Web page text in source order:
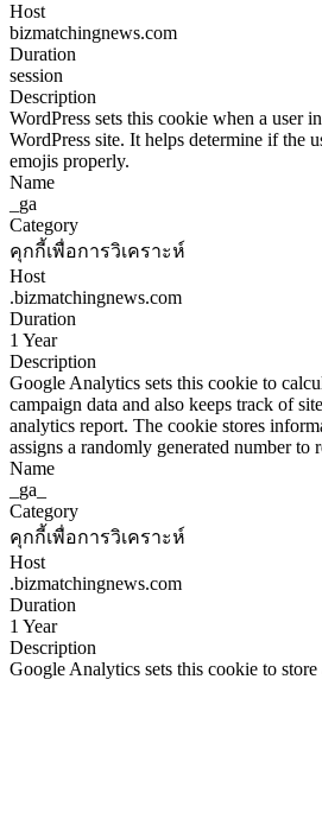
Host
bizmatchingnews.com
Duration
session
Description
WordPress sets this cookie when a user
WordPress site. It helps determine if the
emojis properly.
Name
_ga
Category
คุกกี้เพื่อการวิเคราะห์
Host
.bizmatchingnews.com
Duration
1 Year
Description
Google Analytics sets this cookie to
campaign data and also keeps track of
analytics report. The cookie stores
assigns a randomly generated number to
Name
_ga_
Category
คุกกี้เพื่อการวิเคราะห์
Host
.bizmatchingnews.com
Duration
1 Year
Description
Google Analytics sets this cookie to